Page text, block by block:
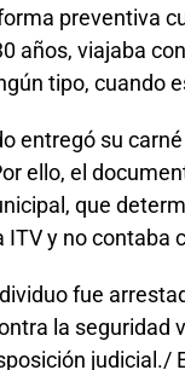
preventiva
años, viajaba
tipo, cuando
entregó su
ello, el
que
ITV y no contaba
fue
la seguridad
judicial./